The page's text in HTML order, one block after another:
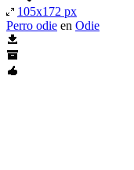
105x172 px
Perro odie en Odie